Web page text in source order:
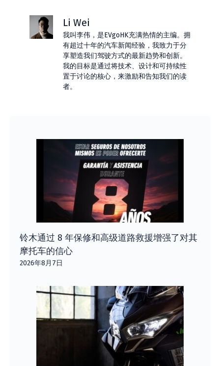
Li Wei
我叫李伟，是EVgoHK充满热情的主编。拥
有超过十年的汽车新闻经验，我致力于分
享塑造我们驾驶方式的最新趋势和创新。
我的目标是通过将技术、设计和可持续性
置于讨论的核心，来激励和告知我们的读
者。
铃木通过 8 年保修和高级道路救援增强了对其
摩托车的信心
2026年8月7日